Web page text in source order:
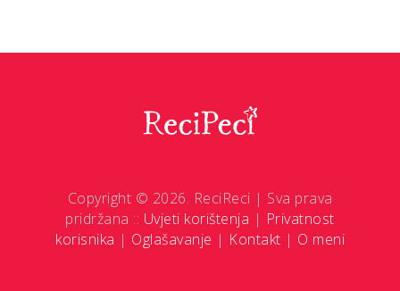
Copyright © 2026. ReciReci | Sva prava
pridržana :: Uvjeti korištenja | Privatnost
korisnika | Oglašavanje | Kontakt | O meni